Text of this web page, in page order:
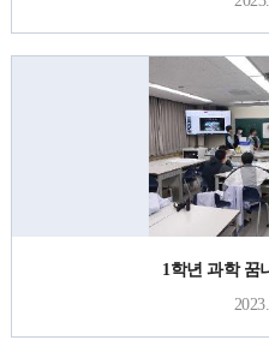
1학년 과학 꿈